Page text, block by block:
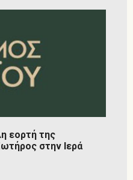
εορτή της
στην Ιερά